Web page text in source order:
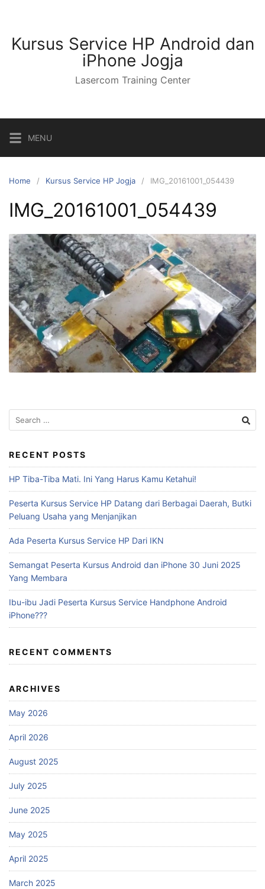
Kursus Service HP Android dan
iPhone Jogja
Lasercom Training Center
MENU
Home Kursus Service HP Jogja IMG_20161001_054439
IMG_20161001_054439
RECENT POSTS
HP Tiba-Tiba Mati. Ini Yang Harus Kamu Ketahui!
Peserta Kursus Service HP Datang dari Berbagai Daerah, Butki
Peluang Usaha yang Menjanjikan
Ada Peserta Kursus Service HP Dari IKN
Semangat Peserta Kursus Android dan iPhone 30 Juni 2025
Yang Membara
Ibu-ibu Jadi Peserta Kursus Service Handphone Android
iPhone???
RECENT COMMENTS
ARCHIVES
May 2026
April 2026
August 2025
July 2025
June 2025
May 2025
April 2025
March 2025